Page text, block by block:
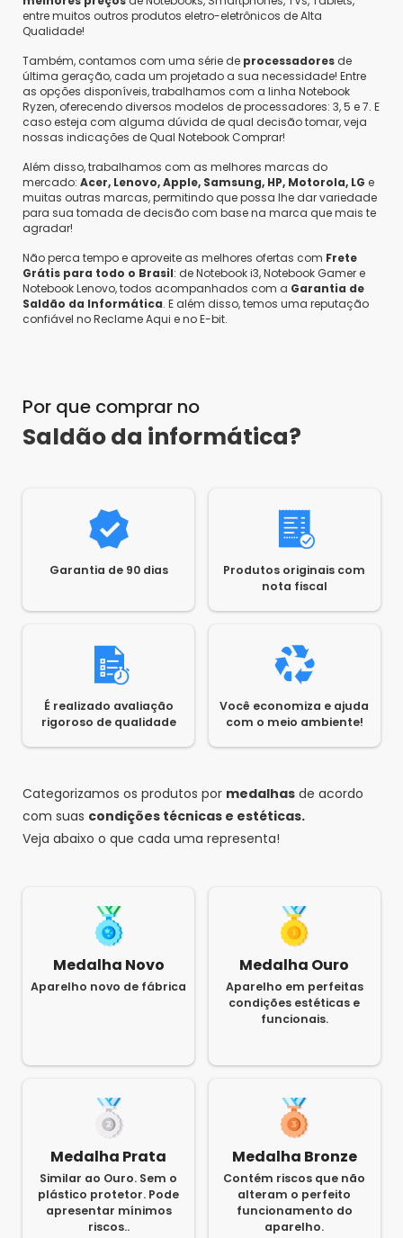
entre muitos outros produtos eletro-eletrônicos de Alta
Qualidade!
Também, contamos com uma série de processadores de
última geração, cada um projetado a sua necessidade! Entre
as opções disponíveis, trabalhamos com a linha Notebook
Ryzen, oferecendo diversos modelos de processadores: 3, 5 e 7. E
caso esteja com alguma dúvida de qual decisão tomar, veja
nossas indicações de Qual Notebook Comprar!
Além disso, trabalhamos com as melhores marcas do
mercado: Acer, Lenovo, Apple, Samsung, HP, Motorola, LG e
muitas outras marcas, permitindo que possa lhe dar variedade
para sua tomada de decisão com base na marca que mais te
agradar!
Não perca tempo e aproveite as melhores ofertas com Frete
Grátis para todo o Brasil: de Notebook i3, Notebook Gamer e
Notebook Lenovo, todos acompanhados com a Garantia de
Saldão da Informática. E além disso, temos uma reputação
confiável no Reclame Aqui e no E-bit.
Por que comprar no
Saldão da informática?
Garantia de 90 dias
Produtos originais com
nota fiscal
É realizado avaliação
rigoroso de qualidade
Você economiza e ajuda
com o meio ambiente!
Categorizamos os produtos por medalhas de acordo
com suas condições técnicas e estéticas.
Veja abaixo o que cada uma representa!
Medalha Novo
Aparelho novo de fábrica
Medalha Ouro
Aparelho em perfeitas
condições estéticas e
funcionais.
Medalha Prata
Similar ao Ouro. Sem o
plástico protetor. Pode
apresentar mínimos
riscos..
Medalha Bronze
Contém riscos que não
alteram o perfeito
funcionamento do
aparelho.